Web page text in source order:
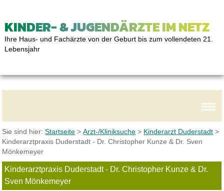
KINDER- & JUGENDÄRZTE IM NETZ
Ihre Haus- und Fachärzte von der Geburt bis zum vollendeten 21.
Lebensjahr
Sie sind hier:Startseite >Arzt-/Kliniksuche > Kinderarzt Duderstadt >
Kinderarztpraxis Duderstadt - Dr. Christopher Kunze & Dr. Sven
Mönkemeyer
Kinderarztpraxis Duderstadt - Dr. Christopher Kunze & Dr.
Sven Mönkemeyer